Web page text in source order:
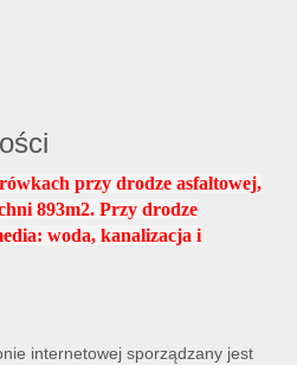
przy drodze asfaltowej,
893m2. Przy drodze
woda, kanalizacja i
internetowej sporządzany jest